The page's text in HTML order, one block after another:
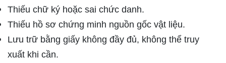
Thiếu chữ ký hoặc sai chức danh.
Thiếu hồ sơ chứng minh nguồn gốc vật liệu.
Lưu trữ bằng giấy không đầy đủ, không thể truy
xuất khi cần.